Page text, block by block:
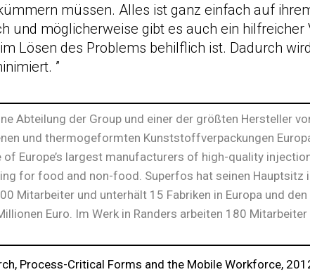
müssen. Alles ist ganz einfach auf
und möglicherweise gibt es auch ein hilfreicher
Lösen des Problems behilflich ist. Dadurch
”
Abteilung der Group und einer der größten Hersteller
und thermogeformten Kunststoffverpackungen
of Europe’s largest manufacturers of high-quality
for food and non-food. Superfos hat seinen Hauptsitz
Mitarbeiter und unterhält 15 Fabriken in Europa und
Euro. Im Werk in Randers arbeiten 180
Process-Critical Forms and the Mobile Workforce,